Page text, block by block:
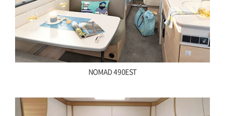
NOMAD 490EST